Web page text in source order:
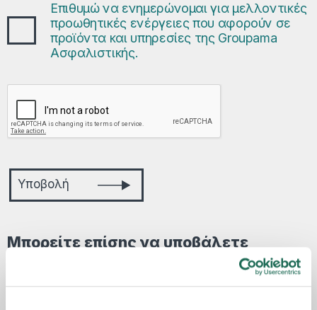
Επιθυμώ να ενημερώνομαι για μελλοντικές
προωθητικές ενέργειες που αφορούν σε
προϊόντα και υπηρεσίες της Groupama
Ασφαλιστικής.
Υποβολή
Μπορείτε επίσης να υποβάλετε
ηλεκτρονικά, με email στο